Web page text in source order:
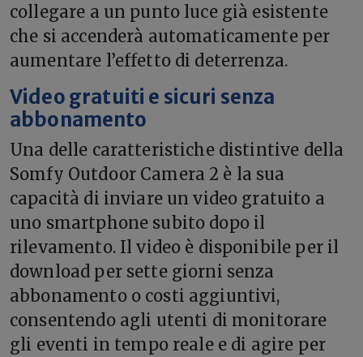
collegare a un punto luce già esistente
che si accenderà automaticamente per
aumentare l’effetto di deterrenza.
Video gratuiti e sicuri senza
abbonamento
Una delle caratteristiche distintive della
Somfy Outdoor Camera 2 è la sua
capacità di inviare un video gratuito a
uno smartphone subito dopo il
rilevamento. Il video è disponibile per il
download per sette giorni senza
abbonamento o costi aggiuntivi,
consentendo agli utenti di monitorare
gli eventi in tempo reale e di agire per